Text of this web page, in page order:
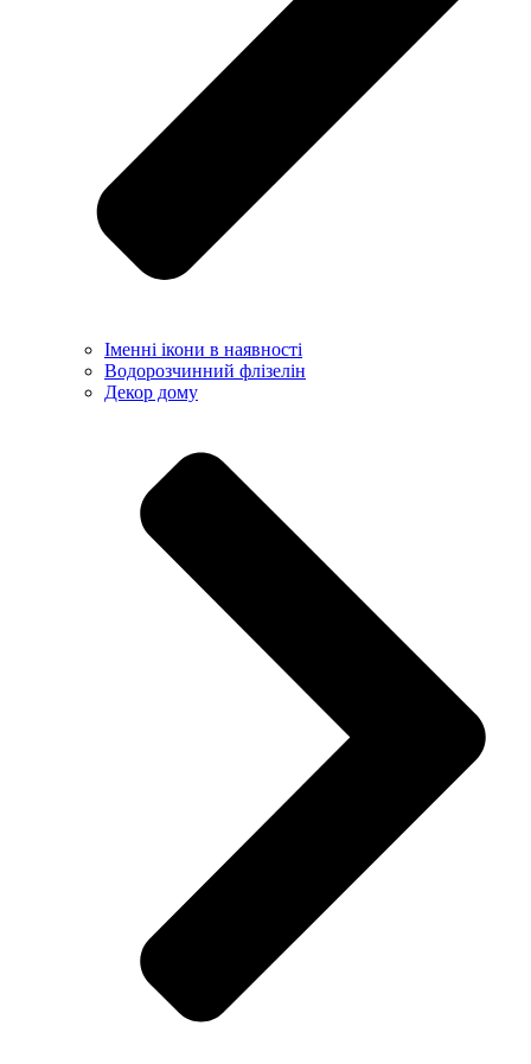
Іменні ікони в наявності
Водорозчинний флізелін
Декор дому